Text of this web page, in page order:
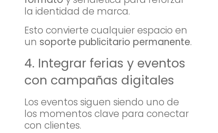
la identidad de marca.
Esto convierte cualquier espacio en
un soporte publicitario permanente.
4. Integrar ferias y eventos
con campañas digitales
Los eventos siguen siendo uno de
los momentos clave para conectar
con clientes.